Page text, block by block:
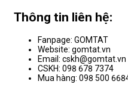
Thông tin liên hệ:
Fanpage: GOMTAT
Website: gomtat.vn
Email: cskh@gomtat.vn
CSKH: 098 678 7374
Mua hàng: 098 500